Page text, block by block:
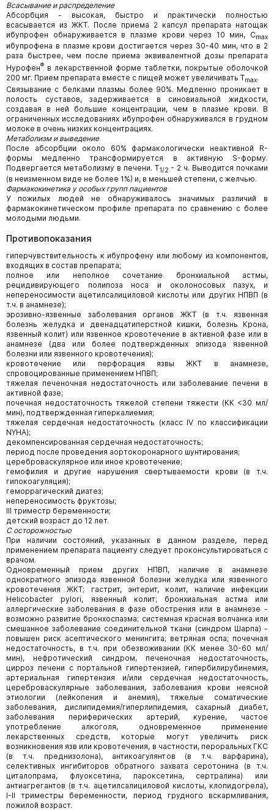
Всасывание и распределение
Абсорбция - высокая, быстро и практически полностью
всасывается из ЖКТ. После приема 2 капсул препарата натощак
ибупрофен обнаруживается в плазме крови через 10 мин, Cmax
ибупрофена в плазме крови достигается через 30-40 мин, что в 2
раза быстрее, чем после приема эквивалентной дозы препарата
Нурофен® в лекарственной форме таблетки, покрытые оболочкой
200 мг. Прием препарата вместе с пищей может увеличивать Tmax.
Связывание с белками плазмы более 90%. Медленно проникает в
полость суставов, задерживается в синовиальной жидкости,
создавая в ней большие концентрации, чем в плазме крови. В
ограниченных исследованиях ибупрофен обнаруживался в грудном
молоке в очень низких концентрациях.
Метаболизм и выведение
После абсорбции около 60% фармакологически неактивной R-
формы медленно трансформируется в активную S-форму.
Подвергается метаболизму в печени. Т1/2 - 2 ч. Выводится почками
(в неизменном виде не более 1%) и, в меньшей степени, с желчью.
Фармакокинетика у особых групп пациентов
У пожилых людей не обнаруживалось значимых различий в
фармакокинетическом профиле препарата по сравнению с более
молодыми людьми.
Противопоказания
гиперчувствительность к ибупрофену или любому из компонентов,
входящих в состав препарата;
полное или неполное сочетание бронхиальной астмы,
рецидивирующего полипоза носа и околоносовых пазух, и
непереносимости ацетилсалициловой кислоты или других НПВП (в
т.ч. в анамнезе);
эрозивно-язвенные заболевания органов ЖКТ (в т.ч. язвенная
болезнь желудка и двенадцатиперстной кишки, болезнь Крона,
язвенный колит) или язвенное кровотечение в активной фазе или в
анамнезе (два или более подтвержденных эпизода язвенной
болезни или язвенного кровотечения);
кровотечение или перфорация язвы ЖКТ в анамнезе,
спровоцированные применением НПВП;
тяжелая печеночная недостаточность или заболевание печени в
активной фазе;
почечная недостаточность тяжелой степени тяжести (КК <30 мл/
мин), подтвержденная гиперкалиемия;
тяжелая сердечная недостаточность (класс IV по классификации
NYHA);
декомпенсированная сердечная недостаточность;
период после проведения аортокоронарного шунтирования;
цереброваскулярное или иное кровотечение;
гемофилия и другие нарушения свертываемости крови (в т.ч.
гипокоагуляция);
геморрагический диатез;
непереносимость фруктозы;
III триместр беременности;
детский возраст до 12 лет.
С осторожностью
При наличии состояний, указанных в данном разделе, перед
применением препарата пациенту следует проконсультироваться с
врачом.
Одновременный прием других НПВП, наличие в анамнезе
однократного эпизода язвенной болезни желудка или язвенного
кровотечения ЖКТ; гастрит, энтерит, колит, наличие инфекции
Helicobacter pylori, язвенный колит; бронхиальная астма или
аллергические заболевания в фазе обострения или в анамнезе -
возможно развитие бронхоспазма; системная красная волчанка или
смешанное заболевание соединительной ткани (синдром Шарпа) -
повышен риск асептического менингита; ветряная оспа; почечная
недостаточность, в т.ч. при обезвоживании (КК менее 30-60 мл/
мин), нефротический синдром, печеночная недостаточность,
цирроз печени с портальной гипертензией, гипербилирубинемия,
артериальная гипертензия и/или сердечная недостаточность,
цереброваскулярные заболевания, заболевания крови неясной
этиологии (лейкопения и анемия), тяжелые соматические
заболевания, дислипидемия/гиперлипидемия, сахарный диабет,
заболевания периферических артерий, курение, частое
употребление алкоголя, одновременное применение
лекарственных средств, которые могут увеличить риск
возникновения язв или кровотечения, в частности, пероральных ГКС
(в т.ч. преднизолона), антикоагулянтов (в т.ч. варфарина),
селективных ингибиторов обратного захвата серотонина (в т.ч.
циталопрама, флуоксетина, пароксетина, сертралина) или
антиагрегантов (в т.ч. ацетилсалициловой кислоты, клопидогрела),
I-II триместры беременности, период грудного вскармливания,
пожилой возраст.